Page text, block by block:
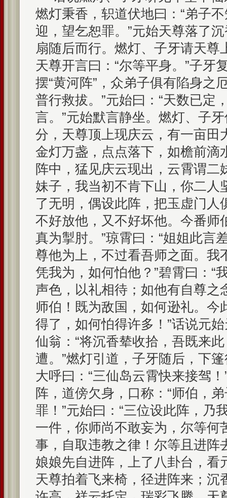
燃灯秉香，轵道伏地曰：“弟子
迎，望乞恕罪。”元始天尊落了
扇随后而行。燃灯、子牙请天尊
天尊开言曰：“尔等平身。”子牙
摆“黄河阵”，众弟子俱有陷身之
普行救拔。”元始曰：“天数已定
言。”元始默言静坐。燃灯、子
分，天尊顶上现庆云，有一亩田
金灯万盏，点点落下，如檐前滴
阵中，猛见庆云现出，云霄谓二
妹子，我当初不肯下山，你二人
了无明，偶设此阵，把玉虚门人
不好放他，又不好坏他。今番师
真为掣肘。”琼霄曰：“姐姐此言
尊他为上，不过看吾师之面。我
凭我为，如何怕他？”碧霄曰：“
声色，以礼相待；如他有自尊之
师伯！既为敌国，如何逊礼。今
得了，如何怕得许多！”话说元
仙翁：“将沉香辇收拾，吾既来此
遭。”燃灯引道，子牙随后，下
大呼曰：“三仙岛云霄快来接驾
阵，道傍欠身，口称：“师伯，
罪！”元始曰：“三位设此阵，乃
一件，你师尚不敢妄为，尔等何
事，自取违教之律！尔等且进阵
娘娘先自进阵，上了八卦台，看
天尊拍着飞来椅，径进阵来；沉